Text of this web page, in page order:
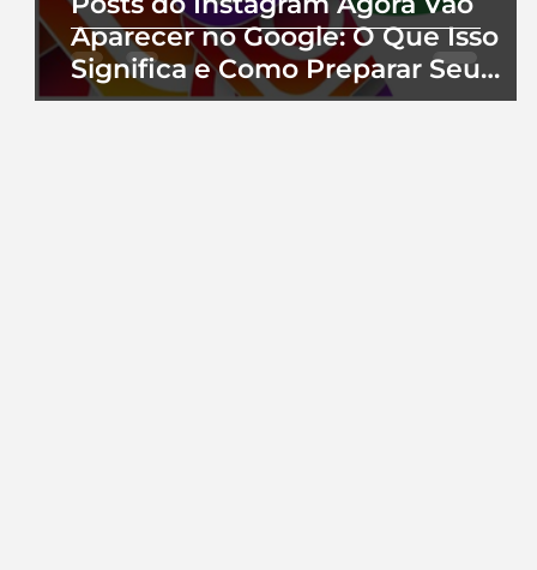
Aparecer no Google: O Que Isso
Significa e Como Preparar Seu
Perfil